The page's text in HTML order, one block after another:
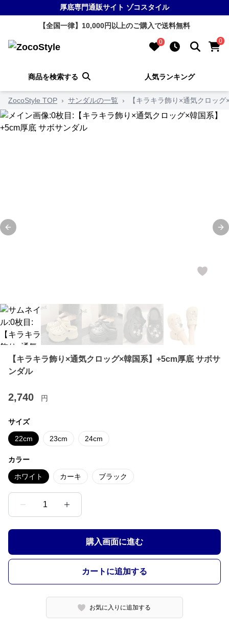
厚底専門通販サイト ゾコスタイル
【全国一律】10,000円以上のご購入で送料無料
0 0
商品を検索する 人気ランキング
ZocoStyle TOP › サンダルの一覧 › 【キラキラ飾り×通気クロッ
Previous slide
【キラキラ飾り×通気クロッグ×韓国系】+5cm厚底 サボサ
ンダル
2,740 円
サイズ
22cm 23cm 24cm
カラー
ホワイト カーキ ブラック
1
購入画面に進む
カートに追加する
お気に入りに追加する